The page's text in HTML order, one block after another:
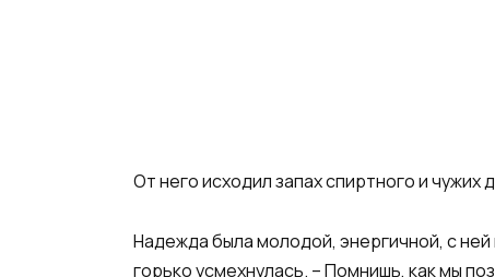
От него исходил запах спиртного и
Надежда была молодой, энергичной, с
горько усмехнулась. – Помнишь, как мы